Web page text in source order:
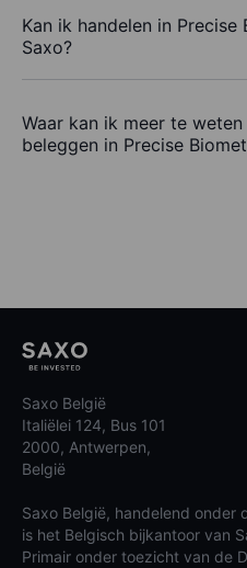
Kan ik handelen in Precise
Saxo?
Waar kan ik meer te
beleggen in Precise
Saxo België
Italiëlei 124, Bus 101
2000, Antwerpen,
België
Saxo België, handelend onder
is het Belgisch bijkantoor van
Primair onder toezicht van de